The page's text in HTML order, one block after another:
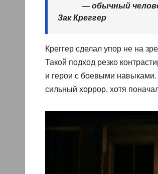
— обычный
Зак Креггер
Креггер сделал упор не на
Такой подход резко
и герои с боевыми
сильный хоррор, хотя